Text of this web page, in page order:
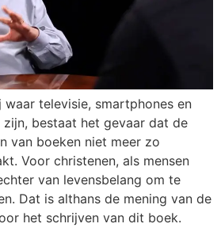
waar televisie, smartphones en
bestaat het gevaar dat de
van boeken niet meer zo
Voor christenen, als mensen
van levensbelang om te
Dat is althans de mening van de
het schrijven van dit boek.